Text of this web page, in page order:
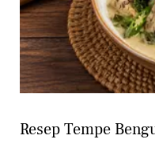
Resep Tempe